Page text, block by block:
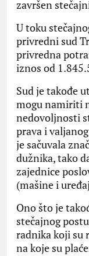
završen
U toku
privredni sud
privredna
iznos od
Sud je takođe
mogu namiriti
nedovoljnosti
prava i
je sačuvala
dužnika, tako
zajednice
(mašine i
Ono što je
stečajnog
radnika koji su
na koje su